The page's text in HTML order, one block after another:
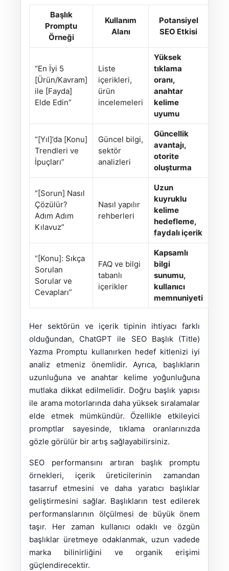
Başlık
Promptu
Örneği
Kullanım
Alanı
Potansiyel
SEO Etkisi
“En İyi 5
[Ürün/Kavram]
ile [Fayda]
Elde Edin”
Liste
içerikleri,
ürün
incelemeleri
Yüksek
tıklama
oranı,
anahtar
kelime
uyumu
“[Yıl]’da [Konu]
Trendleri ve
İpuçları”
Güncel bilgi,
sektör
analizleri
Güncellik
avantajı,
otorite
oluşturma
“[Sorun] Nasıl
Çözülür?
Adım Adım
Kılavuz”
Nasıl yapılır
rehberleri
Uzun
kuyruklu
kelime
hedefleme,
faydalı içerik
“[Konu]: Sıkça
Sorulan
Sorular ve
Cevapları”
FAQ ve bilgi
tabanlı
içerikler
Kapsamlı
bilgi
sunumu,
kullanıcı
memnuniyeti
Her sektörün ve içerik tipinin ihtiyacı farklı
olduğundan, ChatGPT ile SEO Başlık (Title)
Yazma Promptu kullanırken hedef kitlenizi iyi
analiz etmeniz önemlidir. Ayrıca, başlıkların
uzunluğuna ve anahtar kelime yoğunluğuna
mutlaka dikkat edilmelidir. Doğru başlık yapısı
ile arama motorlarında daha yüksek sıralamalar
elde etmek mümkündür. Özellikle etkileyici
promptlar sayesinde, tıklama oranlarınızda
gözle görülür bir artış sağlayabilirsiniz.
SEO performansını artıran başlık promptu
örnekleri, içerik üreticilerinin zamandan
tasarruf etmesini ve daha yaratıcı başlıklar
geliştirmesini sağlar. Başlıkların test edilerek
performanslarının ölçülmesi de büyük önem
taşır. Her zaman kullanıcı odaklı ve özgün
başlıklar üretmeye odaklanmak, uzun vadede
marka bilinirliğini ve organik erişimi
güçlendirecektir.